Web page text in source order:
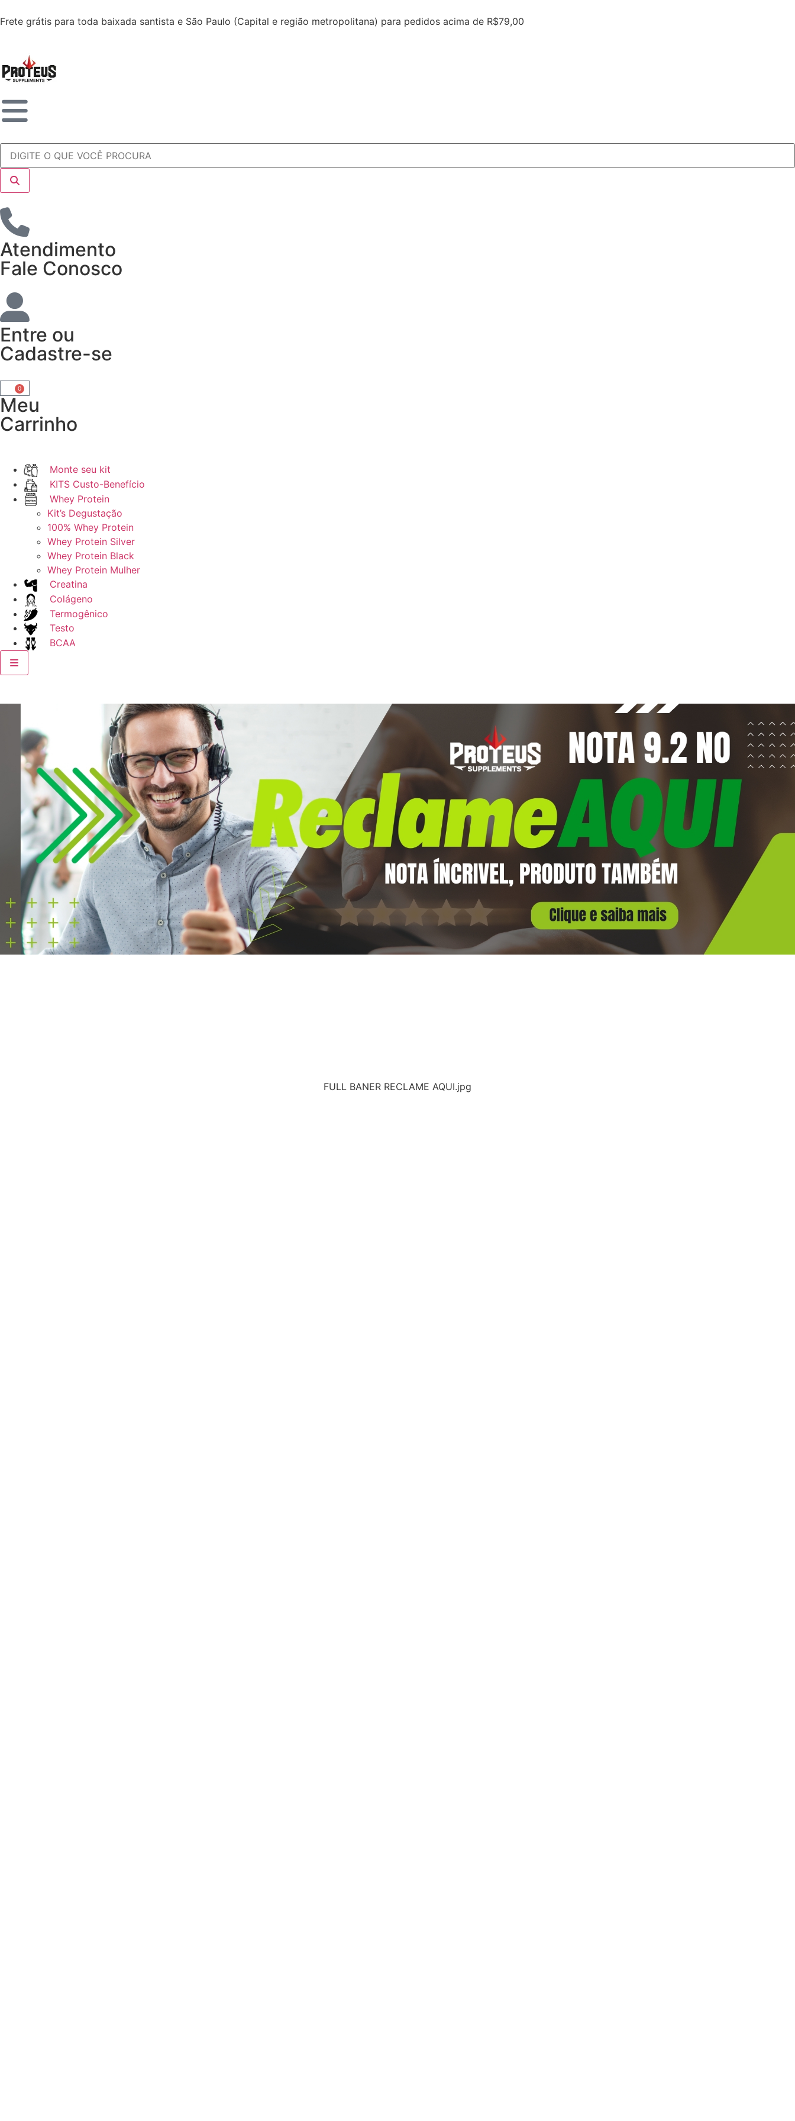
Frete grátis para toda baixada santista e São Paulo (Capital e região metropolitana) para pedidos acima de R$79,00
Atendimento
Fale Conosco
Entre ou
Cadastre-se
0
Meu
Carrinho
Monte seu kit
KITS Custo-Benefício
Whey Protein
Kit’s Degustação
100% Whey Protein
Whey Protein Silver
Whey Protein Black
Whey Protein Mulher
Creatina
Colágeno
Termogênico
Testo
BCAA
FULL BANER RECLAME AQUI.jpg